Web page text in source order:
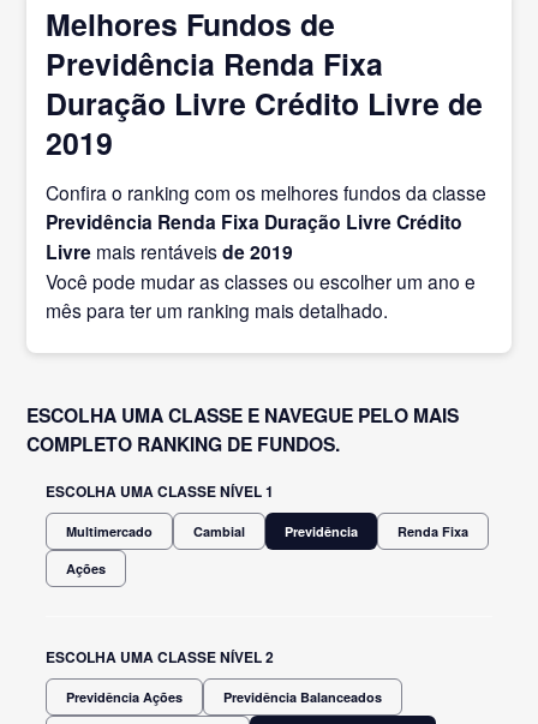
Melhores Fundos de
Previdência Renda Fixa
Duração Livre Crédito Livre de
2019
Confira o ranking com os melhores fundos da classe
Previdência Renda Fixa Duração Livre Crédito
Livre mais rentáveisde 2019
Você pode mudar as classes ou escolher um ano e
mês para ter um ranking mais detalhado.
ESCOLHA UMA CLASSE E NAVEGUE PELO MAIS
COMPLETO RANKING DE FUNDOS.
ESCOLHA UMA CLASSE NÍVEL 1
Multimercado Cambial Previdência Renda Fixa
Ações
ESCOLHA UMA CLASSE NÍVEL 2
Previdência Ações Previdência Balanceados